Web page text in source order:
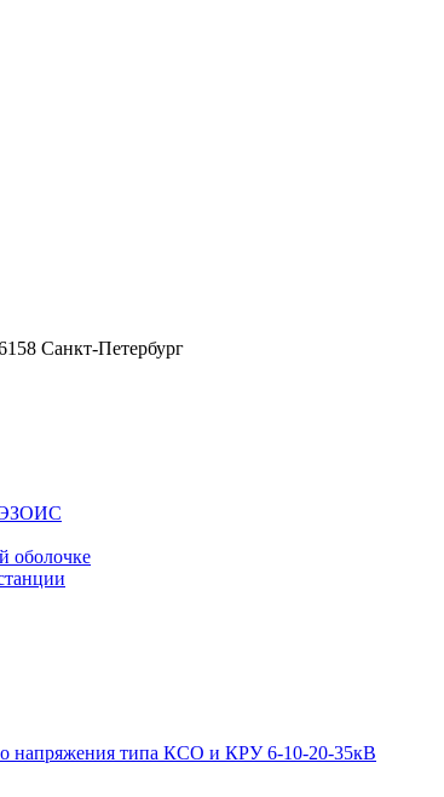
Санкт-Петербург
ЭЗОИС
оболочке
напряжения типа КСО и КРУ 6-10-20-35кВ